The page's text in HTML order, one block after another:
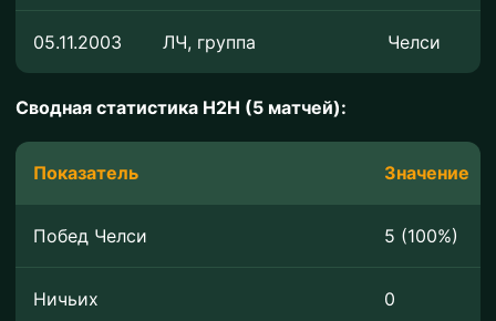
05.11.2003 ЛЧ, группа Челси
Сводная статистика H2H (5 матчей):
Показатель Значение
Побед Челси 5 (100%)
Ничьих 0